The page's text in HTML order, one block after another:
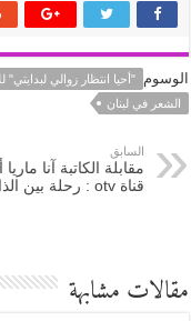
الوسوم "أحيا انتظار زوالي
الشعر في لبنان
السابق
مقابلة الكاتبة آنا
قناة otv : رحلة بين الذات والخيال
مقالات مشابهة